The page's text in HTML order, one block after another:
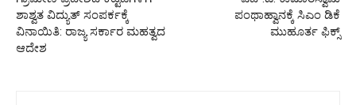
ಶಾಶ್ವತ ವಿದ್ಯುತ್ ಸಂಪರ್ಕಕ್ಕೆ
ವಿನಾಯಿತಿ: ರಾಜ್ಯ ಸರ್ಕಾರ ಮಹತ್ವದ
ಆದೇಶ
ಪಂಥಾಹ್ವಾನಕ್ಕೆ ಸಿಎಂ ಡಿಕೆ
ಮುಹೂರ್ತ ಫಿಕ್ಸ್